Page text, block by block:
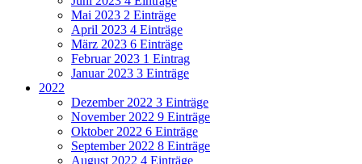
Mai 2023 2 Einträge
April 2023 4 Einträge
März 2023 6 Einträge
Februar 2023 1 Eintrag
Januar 2023 3 Einträge
2022
Dezember 2022 3 Einträge
November 2022 9 Einträge
Oktober 2022 6 Einträge
September 2022 8 Einträge
August 2022 4 Einträge